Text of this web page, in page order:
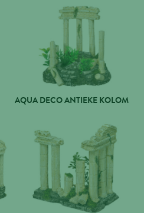
AQUA DECO ANTIEKE KOLOM